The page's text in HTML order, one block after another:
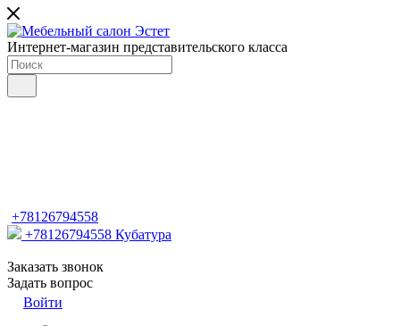
Интернет-магазин представительского класса
+78126794558
+78126794558 Кубатура
Заказать звонок
Задать вопрос
Войти